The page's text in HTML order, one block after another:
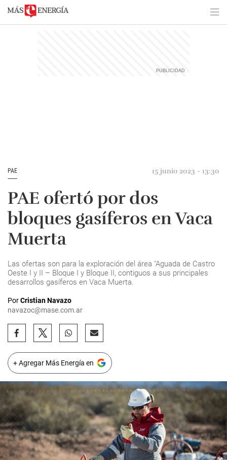
PAE 15 junio 2023 - 13:30
PAE ofertó por dos
bloques gasíferos en Vaca
Muerta
Las ofertas son para la exploración del área "Aguada de Castro
Oeste I y II – Bloque I y Bloque II, contiguos a sus principales
desarrollos gasíferos en Vaca Muerta.
PorCristian Navazo
navazoc@mase.com.ar
+ Agregar Más Energía en